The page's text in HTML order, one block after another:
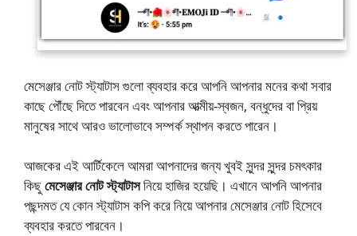
মেসেঞ্জার নোট স্ট্যাটাস গুলো ব্যবহার করে আপনি আপনার মনের কথা সবার
কাছে পৌঁছে দিতে পারবেন এবং আপনার আত্মীয়-স্বজন, বন্ধুদের বা প্রিয়
মানুষের সাথে আরও ভালোভাবে সম্পর্ক স্থাপন করতে পারেন।
আজকের এই আর্টিকেলে আমরা আপনাদের জন্য খুবই সুন্দর সুন্দর চমৎকার
কিছুমেসেঞ্জার নোট স্ট্যাটাসনিয়ে হাজির হয়েছি। এখানে আপনি আপনার
পছন্দমত যে কোন স্ট্যাটাস কপি করে নিয়ে আপনার মেসেঞ্জার নোট হিসেবে
ব্যবহার করতে পারবেন।